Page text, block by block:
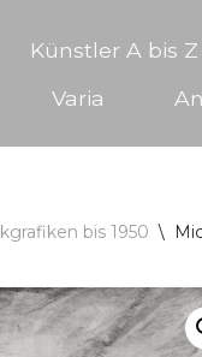
Künstler A bis Z
Varia
bis 1950 \